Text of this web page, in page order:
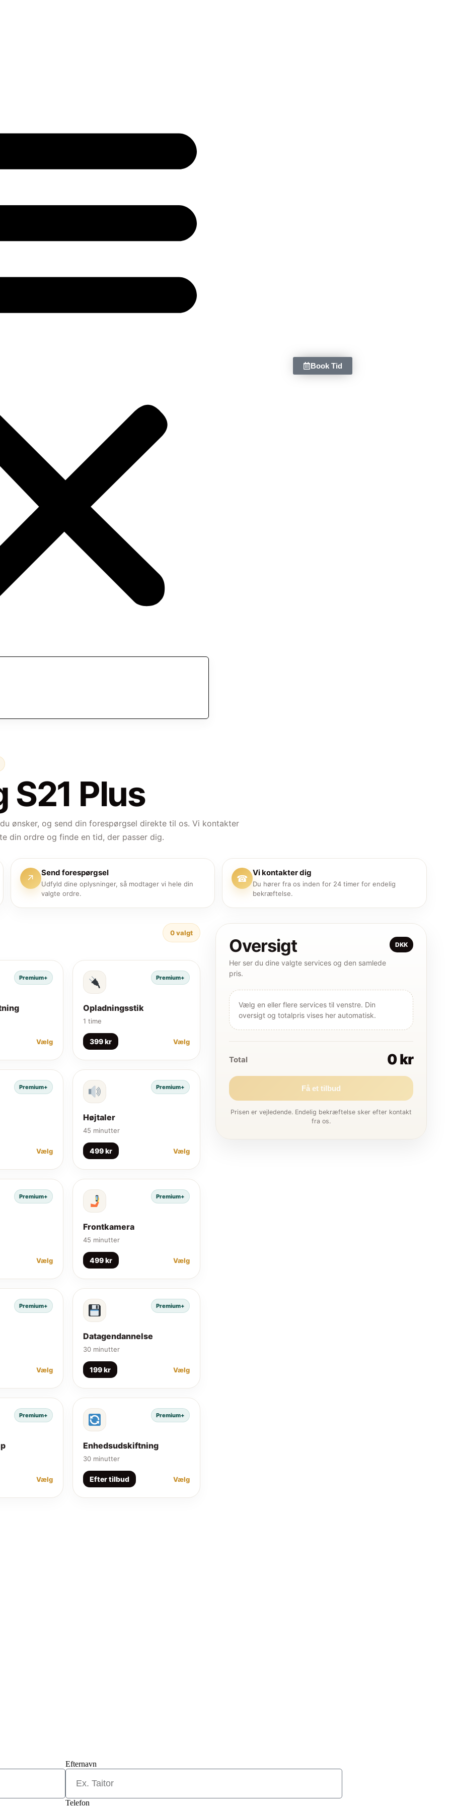
Book Tid
S21 Plus
ønsker, og send din forespørgsel direkte til os. Vi kontakter
din ordre og finde en tid, der passer dig.
↗
Send forespørgsel
Udfyld dine oplysninger, så modtager vi hele din
valgte ordre.
☎
Vi kontakter dig
Du hører fra os inden for 24 timer for endelig
bekræftelse.
0valgt
Premium+
Vælg
Premium+
Opladningsstik
1 time
399 kr Vælg
Premium+
Vælg
Premium+
Højtaler
45 minutter
499 kr Vælg
Premium+
Vælg
Premium+
Frontkamera
45 minutter
499 kr Vælg
Premium+
Vælg
Premium+
Datagendannelse
30 minutter
199 kr Vælg
Premium+
Vælg
Premium+
Enhedsudskiftning
30 minutter
Efter tilbud Vælg
Oversigt
Her ser du dine valgte services og den samlede
pris.
DKK
Vælg en eller flere services til venstre. Din
oversigt og totalpris vises her automatisk.
Total 0 kr
Få et tilbud
Prisen er vejledende. Endelig bekræftelse sker efter kontakt
fra os.
Efternavn
Telefon